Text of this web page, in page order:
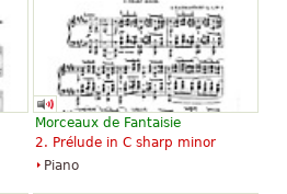
Morceaux de Fantaisie
2. Prélude in C sharp minor
Piano